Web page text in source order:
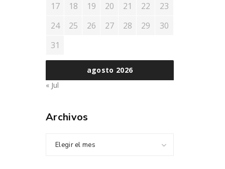
agosto 2026
17
18 19 20 21 22
23
24
25 26 27 28 29
30
31
« Jul
Archivos
Elegir el mes